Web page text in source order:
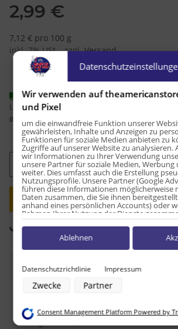
2,99 €
7,12 € pro 100 g
inkl. 7% USt. , zzgl.Versand
Sofort verfügbar
Lieferzeit:1 - 2 Werktage
abweichend)
Loading... Komponenten werden
Beschreibung
Energie: 2093,4 kJ / 500 kcal
Wir verwenden auf
und Pixel
um die einwandfreie Funktion unserer
gewährleisten, Inhalte und Anzeigen zu
Funktionen für soziale Medien anbieten zu
Zugriffe auf unserer Website zu analysieren.
wir Informationen zu Ihrer Verwendung
unsere Partner für soziale Medien, Werbung
weiter. Dies umfasst auch die Erstellung
Nutzungsprofile. Unsere Partner (Google
führen diese Informationen möglicherweise
Daten zusammen, die Sie ihnen
anhand eines persönlichen Accounts) oder
Rahmen Ihrer Nutzung der Dienste
Nutzungsdaten anderer Geräte). Ihre
von Cookies und Pixeln können Sie
indem Sie auf den Datenschutz-Button links
dort die entsprechenden Anpassungen
Zwecke der Datenverarbeitung durch unsere
Verwendung reduzierter Daten zur Auswahl von
Erstellung von Profilen zur Personalisierung
Verwendung von Profilen zur Auswahl
Datenschutzrichtlinie Impressum
Zwecke Partner
Ablehnen
Consent Management Platform Powered by